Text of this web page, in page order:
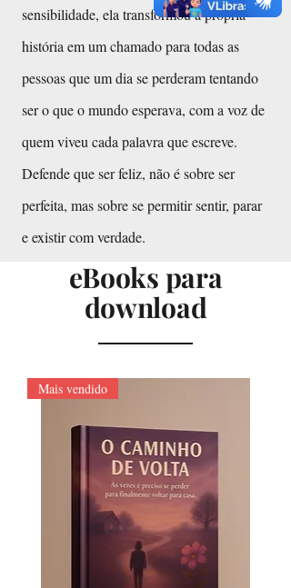
sensibilidade, ela transformou a própria
história em um chamado para todas as
pessoas que um dia se perderam tentando
ser o que o mundo esperava, com a voz de
quem viveu cada palavra que escreve.
Defende que ser feliz, não é sobre ser
perfeita, mas sobre se permitir sentir, parar
e existir com verdade.
eBooks para
download
Mais vendido